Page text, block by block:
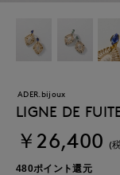
ADER.bijoux
LIGNE DE
￥26,400 (
480ポイント還元